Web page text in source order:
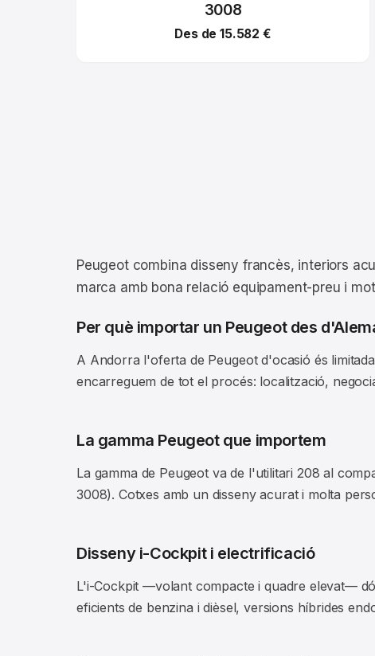
3008
Des de 15.582 €
Peugeot combina disseny francès, interiors
marca amb bona relació equipament-preu i
Per què importar un Peugeot des
A Andorra l'oferta de Peugeot d'ocasió és
encarreguem de tot el procés: localització,
La gamma Peugeot que importem
La gamma de Peugeot va de l'utilitari 208 al
3008). Cotxes amb un disseny acurat i molta
Disseny i-Cockpit i electrificació
L'i-Cockpit —volant compacte i quadre elevat—
eficients de benzina i dièsel, versions híbrides